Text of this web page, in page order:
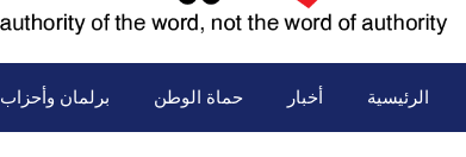
الرئيسية أخبار حماة الوطن برلمان وأحزاب